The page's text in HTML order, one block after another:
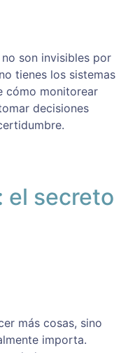
son invisibles por
tienes los sistemas
cómo monitorear
decisiones
el secreto
más cosas, sino
importa.